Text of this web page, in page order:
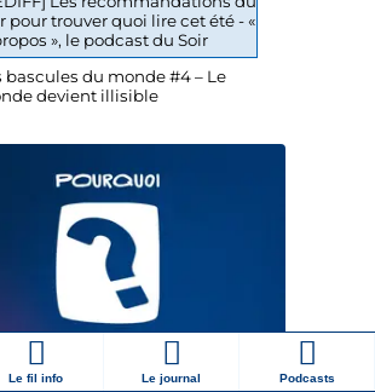
Le fil info Le journal Podcasts